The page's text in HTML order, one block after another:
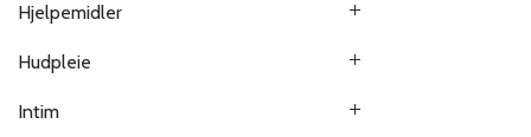
Hjelpemidler
Hudpleie
Intim